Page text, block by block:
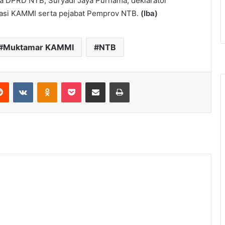
KAMMI serta pejabat Pemprov NTB. (Iba)
Muktamar KAMMI NTB
Reddit VKontakteOdnoklassniki
Pocket Share via Email